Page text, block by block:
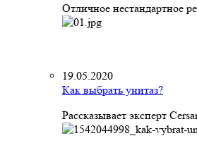
Отличное нестандартное
19.05.2020
Как выбрать унитаз?
Рассказывает эксперт